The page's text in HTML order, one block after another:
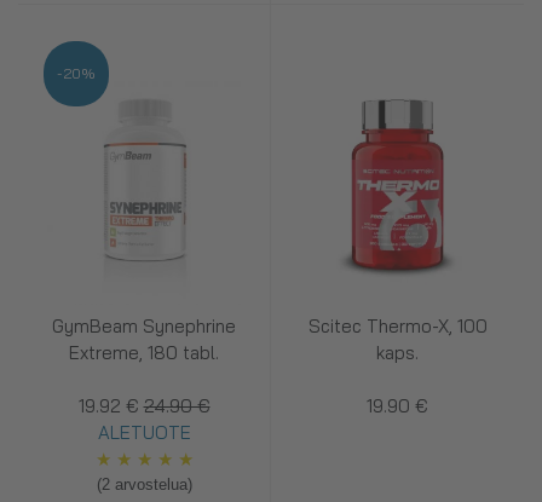
GymBeam Synephrine
Extreme, 180 tabl.
19.92 € 24.90 €
ALETUOTE
★ ★ ★ ★ ★
(2 arvostelua)
-20%
Scitec Thermo-X, 100
kaps.
19.90 €